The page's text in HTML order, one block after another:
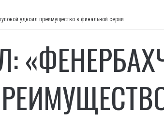
удвоил преимущество в финальной серии